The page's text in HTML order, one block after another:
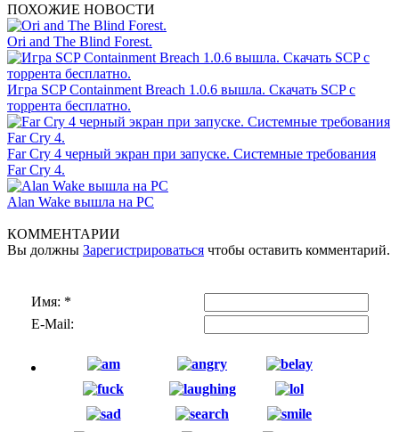
ПОХОЖИЕ НОВОСТИ
Ori and The Blind Forest.
Игра SCP Containment Breach 1.0.6 вышла. Скачать SCP с
торрента бесплатно.
Far Cry 4 черный экран при запуске. Системные требования
Far Cry 4.
Alan Wake вышла на PC
КОММЕНТАРИИ
Вы должны Зарегистрироваться чтобы оставить комментарий.
Имя: *
E-Mail: